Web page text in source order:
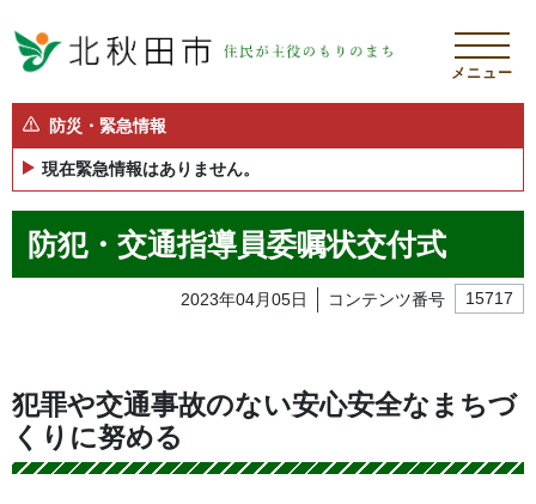
メニュー
防災・緊急情報
現在緊急情報はありません。
防犯・交通指導員委嘱状交付式
2023年04月05日 コンテンツ番号 15717
犯罪や交通事故のない安心安全なまちづ
くりに努める